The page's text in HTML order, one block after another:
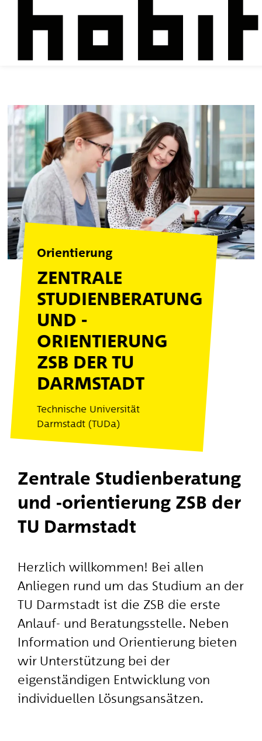
Zentrale Studienberatung
und -orientierung ZSB der
TU Darmstadt
Herzlich willkommen! Bei allen
Anliegen rund um das Studium an der
TU Darmstadt ist die ZSB die erste
Anlauf- und Beratungsstelle. Neben
Information und Orientierung bieten
wir Unterstützung bei der
eigenständigen Entwicklung von
individuellen Lösungsansätzen.
Orientierung
ZENTRALE
STUDIENBERATUNG
UND -
ORIENTIERUNG
ZSB DER TU
DARMSTADT
Technische Universität
Darmstadt (TUDa)